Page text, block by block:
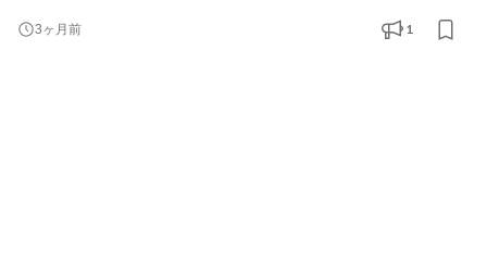
介さずクライアントと直接取引を行っているので、クライアント
と対峙し課題のヒアリングから提案、実行までワンストップで対
3ヶ月前 1